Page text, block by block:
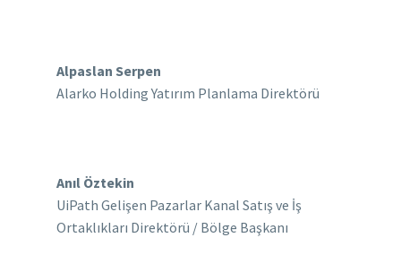
Alpaslan Serpen
Alarko Holding Yatırım Planlama Direktörü
Anıl Öztekin
UiPath Gelişen Pazarlar Kanal Satış ve İş
Ortaklıkları Direktörü / Bölge Başkanı